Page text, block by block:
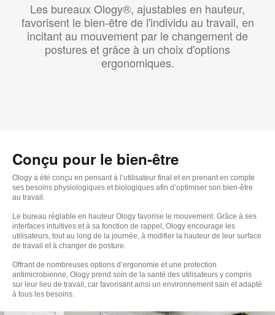
Les bureaux Ology®, ajustables en hauteur,
favorisent le bien-être de l'individu au travail, en
incitant au mouvement par le changement de
postures et grâce à un choix d'options
ergonomiques.
Conçu pour le bien-être
Ology a été conçu en pensant à l’utilisateur final et en prenant en compte
ses besoins physiologiques et biologiques afin d’optimiser son bien-être
au travail.
Le bureau réglable en hauteur Ology favorise le mouvement. Grâce à ses
interfaces intuitives et à sa fonction de rappel, Ology encourage les
utilisateurs, tout au long de la journée, à modifier la hauteur de leur surface
de travail et à changer de posture. ​
Offrant de nombreuses options d’ergonomie et une protection
antimicrobienne, Ology prend soin de la santé des utilisateurs y compris
sur leur lieu de travail, car favorisant ainsi un environnement sain et adapté
à tous les besoins. ​